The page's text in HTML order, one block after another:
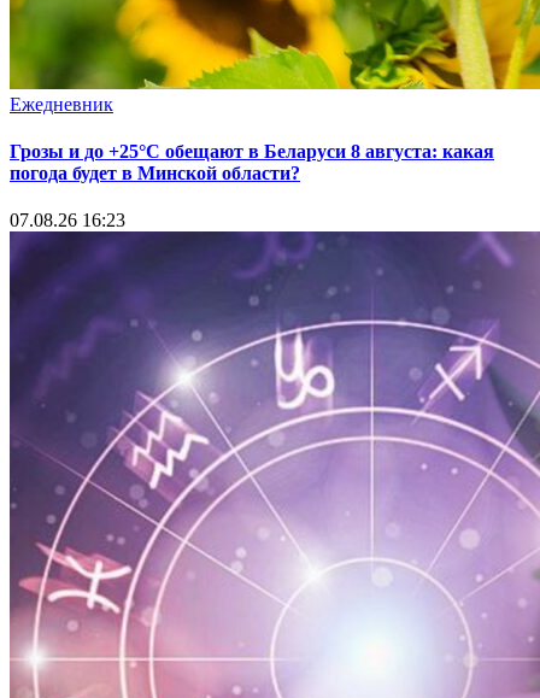
Ежедневник
Грозы и до +25°С обещают в Беларуси 8 августа: какая
погода будет в Минской области?
07.08.26 16:23